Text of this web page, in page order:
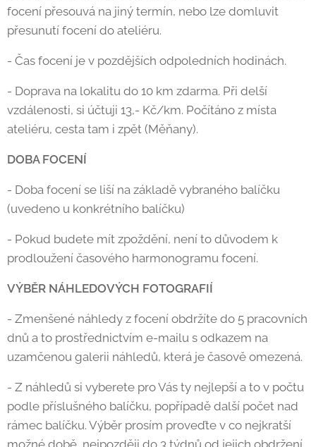
focení přesouvá na jiný termín, nebo lze domluvit
přesunutí focení do ateliéru.
- Čas focení je v pozdějších odpoledních hodinách.
- Doprava na lokalitu do 10 km zdarma. Při delší
vzdálenosti, si účtuji 13,- Kč/km. Počítáno z místa
ateliéru, cesta tam i zpět (Měňany).
DOBA FOCENÍ
- Doba focení se liší na základě vybraného balíčku
(uvedeno u konkrétního balíčku)
- Pokud budete mít zpoždění, není to důvodem k
prodloužení časového harmonogramu focení.
VÝBĚR NÁHLEDOVÝCH FOTOGRAFIÍ
- Zmenšené náhledy z focení obdržíte do 5 pracovních
dnů a to prostřednictvím e-mailu s odkazem na
uzamčenou galerii náhledů, která je časově omezená.
- Z náhledů si vyberete pro Vás ty nejlepší a to v počtu
podle příslušného balíčku, popřípadě další počet nad
rámec balíčku. Výběr prosím proveďte v co nejkratší
možné době, nejpozději do 3 týdnů od jejich obdržení.